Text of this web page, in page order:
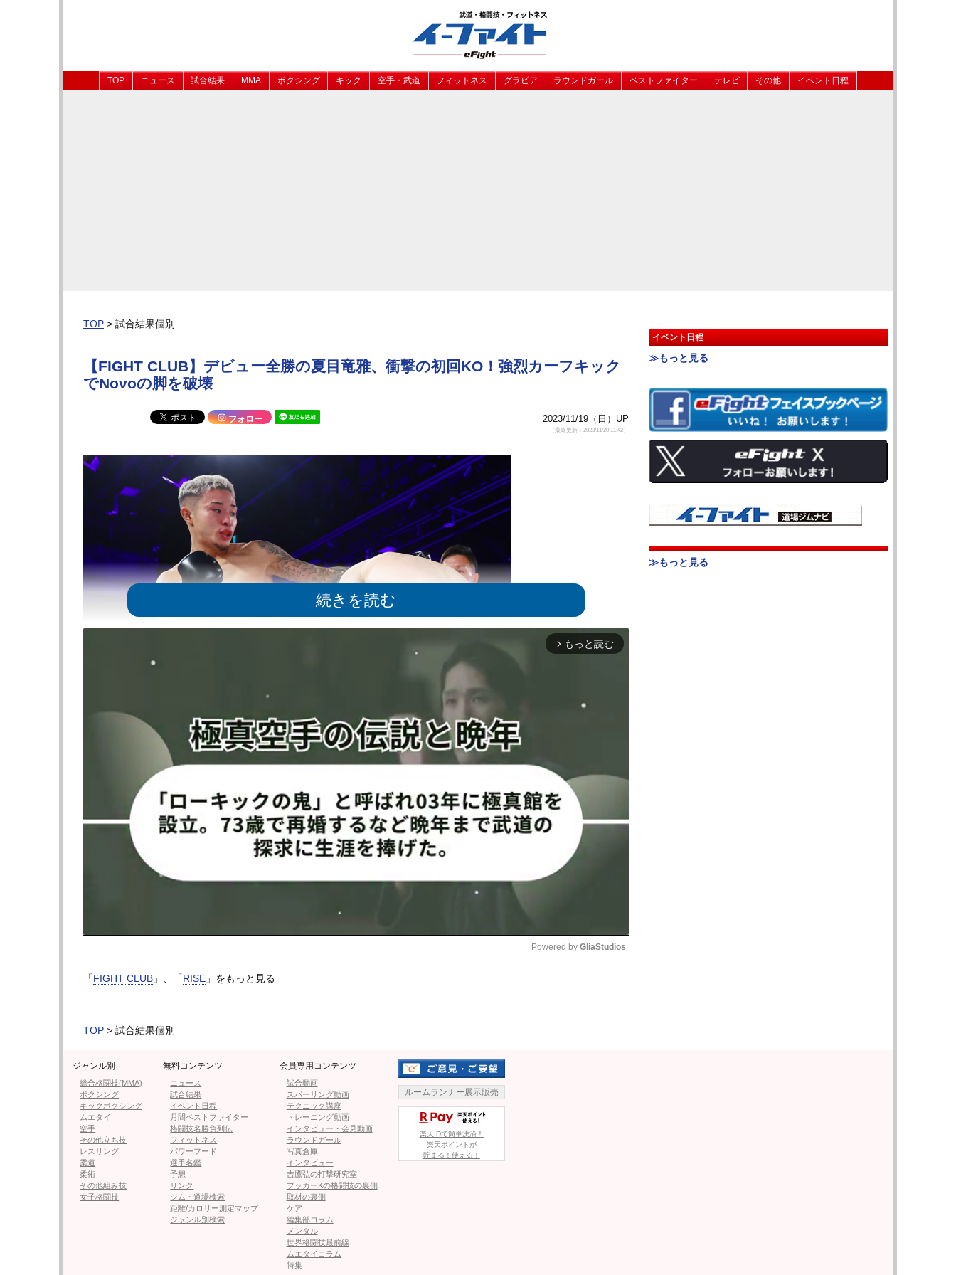
TOP ニュース 試合結果 MMA ボクシング キック 空手・武道 フィットネス グラビア ラウンドガール ベストファイター テレビ その他 イベント日程
TOP > 試合結果個別
【FIGHT CLUB】デビュー全勝の夏目竜雅、衝撃の初回KO！強烈カーフキック
でNovoの脚を破壊
フォロー 2023/11/19（日）UP
（最終更新：2023/11/20 11:42）
夏目竜雅がローキックでNovoの脚にダメージを与えた©︎RISE CREATION
FIGHT CLUB実行委員会
『FIGHT CLUB』（YA-MANプロデュース大会）
11
日（日）会場：非公開
▼第1試合 57kg 3分3R
●Novo（TARGET SHIBUYA）
CREATION
元高校球児でプロデビュー以来3戦全勝の夏目と、6勝4敗ながらオープン
【フォト＆動画】夏目、ローキックでKO！
合いになるとNovo
はヒザも出し詰めて
行くが、夏目はそこへ右のカーフキック。
これが効いたかNovoは左足を引きずるような仕草。それでも詰めていく
Novo
だが夏目がさらに右のカーフを蹴ると、Novoが崩れ落ちるようにダウ
ン。何とか立とうとするも、もはや左足に力が入っておらずレフリーがスト
ップし、夏目が
Novoの脚を破壊しての逆転KO勝利。無敗記録を4に伸ばし
た。
▶︎次ページは【フォト＆動画】夏目、ローキックでKO！
arrow_forward_ios もっと読む
Powered by GliaStudios
「FIGHT CLUB 」、「RISE 」をもっと見る
TOP > 試合結果個別
イベント日程
≫もっと見る
≫もっと見る
ジャンル別
総合格闘技(MMA)
ボクシング
キックボクシング
ムエタイ
空手
その他立ち技
レスリング
柔道
柔術
その他組み技
女子格闘技
無料コンテンツ
ニュース
試合結果
イベント日程
月間ベストファイター
格闘技名勝負列伝
フィットネス
パワーフード
選手名鑑
予想
リンク
ジム・道場検索
距離/カロリー測定マップ
ジャンル別検索
会員専用コンテンツ
試合動画
スパーリング動画
テクニック講座
トレーニング動画
インタビュー・会見動画
ラウンドガール
写真倉庫
インタビュー
吉鷹弘の打撃研究室
ブッカーKの格闘技の裏側
取材の裏側
ケア
編集部コラム
メンタル
世界格闘技最前線
ムエタイコラム
特集
ルームランナー展示販売
楽天IDで簡単決済！
楽天ポイントが
貯まる！使える！